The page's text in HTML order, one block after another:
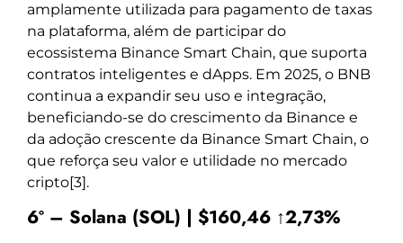
amplamente utilizada para pagamento de taxas
na plataforma, além de participar do
ecossistema Binance Smart Chain, que suporta
contratos inteligentes e dApps. Em 2025, o BNB
continua a expandir seu uso e integração,
beneficiando-se do crescimento da Binance e
da adoção crescente da Binance Smart Chain, o
que reforça seu valor e utilidade no mercado
cripto[3].
6º – Solana (SOL) | $160,46 ↑2,73%